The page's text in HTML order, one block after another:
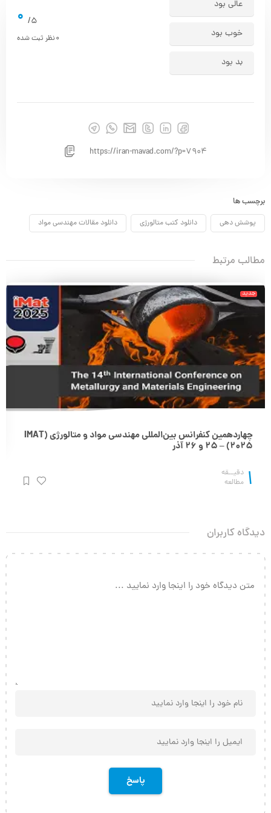
عالی بود
خوب بود
بد بود
5/
0
0نظر ثبت شده
https://iran-mavad.com/?p=7904
برچسب ها
پوشش دهی دانلود کتب متالورژی دانلود مقالات مهندسی مواد
مطالب مرتبط
جدید
چهاردهمین کنفرانس بین‌المللی مهندسی مواد و متالورژی (IMAT
2025) – 25 و 26 آذر
1 دقیــقه
مطالعه
دیدگاه کاربران